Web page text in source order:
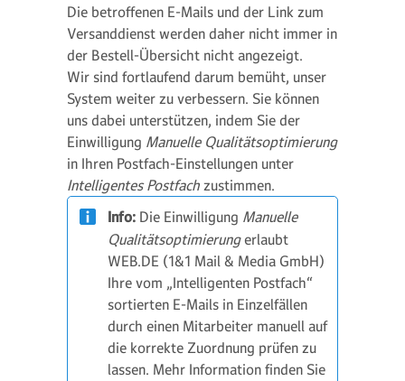
Die betroffenen E-Mails und der Link zum
Versanddienst werden daher nicht immer in
der Bestell-Übersicht nicht angezeigt.
Wir sind fortlaufend darum bemüht, unser
System weiter zu verbessern. Sie können
uns dabei unterstützen, indem Sie der
Einwilligung Manuelle Qualitätsoptimierung
in Ihren Postfach-Einstellungen unter
Intelligentes Postfach zustimmen.
Info: Die Einwilligung Manuelle
Qualitätsoptimierungerlaubt
WEB.DE (1&1 Mail & Media GmbH)
Ihre vom „Intelligenten Postfach“
sortierten E-Mails in Einzelfällen
durch einen Mitarbeiter manuell auf
die korrekte Zuordnung prüfen zu
lassen. Mehr Information finden Sie